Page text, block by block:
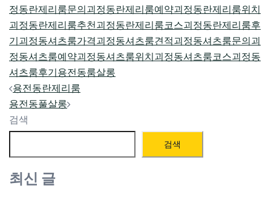
정동란제리룸문의 괴정동란제리룸예약괴정동란제리룸위치
괴정동란제리룸추천 괴정동란제리룸코스괴정동란제리룸후
기 괴정동셔츠룸가격괴정동셔츠룸견적괴정동셔츠룸문의 괴
정동셔츠룸예약괴정동셔츠룸위치 괴정동셔츠룸코스괴정동
셔츠룸후기 용전동룸살롱
Post
navigation
용전동란제리룸
용전동풀살롱
검색
검색
최신 글